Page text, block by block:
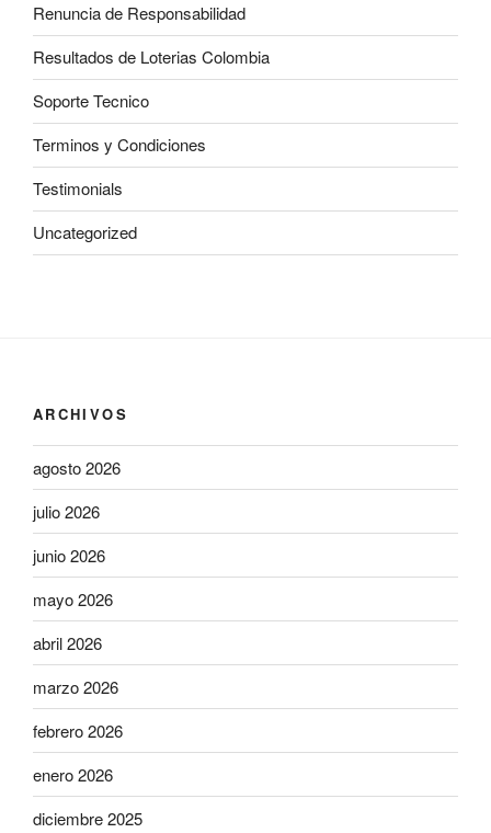
Renuncia de Responsabilidad
Resultados de Loterias Colombia
Soporte Tecnico
Terminos y Condiciones
Testimonials
Uncategorized
ARCHIVOS
agosto 2026
julio 2026
junio 2026
mayo 2026
abril 2026
marzo 2026
febrero 2026
enero 2026
diciembre 2025